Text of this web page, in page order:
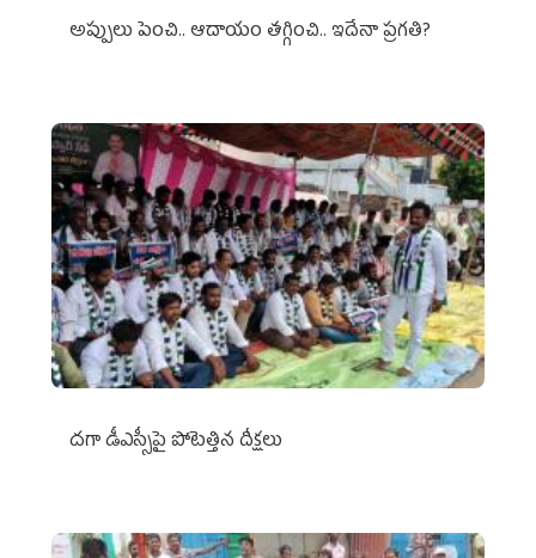
అప్పులు పెంచి.. ఆదాయం తగ్గించి.. ఇదేనా ప్రగతి?
దగా డీఎస్సీపై పోటెత్తిన దీక్షలు